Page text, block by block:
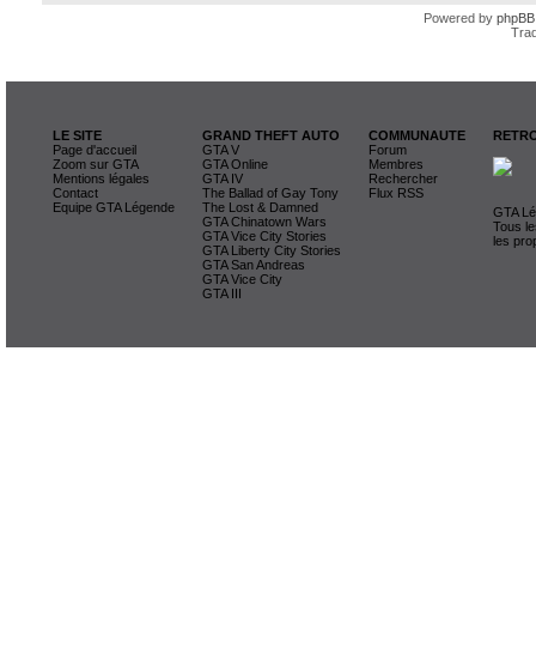
Powered by phpBB
LE SITE
Page d'accueil
Zoom sur GTA
Mentions légales
Contact
Equipe GTA Légende
GRAND THEFT AUTO
GTA V
GTA Online
GTA IV
The Ballad of Gay Tony
The Lost & Damned
GTA Chinatown Wars
GTA Vice City Stories
GTA Liberty City Stories
GTA San Andreas
GTA Vice City
GTA III
COMMUNAUTE
Forum
Membres
Rechercher
Flux RSS
GTA
Tous
les